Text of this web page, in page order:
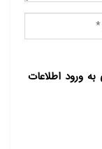
ورود اطلاعات